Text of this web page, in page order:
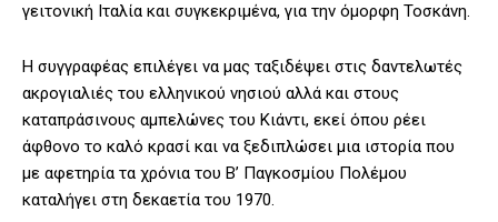
γειτονική Ιταλία και συγκεκριμένα, για την όμορφη Τοσκάνη.
Η συγγραφέας επιλέγει να μας ταξιδέψει στις δαντελωτές
ακρογιαλιές του ελληνικού νησιού αλλά και στους
καταπράσινους αμπελώνες του Κιάντι, εκεί όπου ρέει
άφθονο το καλό κρασί και να ξεδιπλώσει μια ιστορία που
με αφετηρία τα χρόνια του Β’ Παγκοσμίου Πολέμου
καταλήγει στη δεκαετία του 1970.